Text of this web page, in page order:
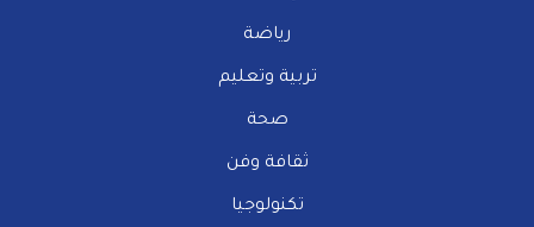
رياضة
تربية وتعليم
صحة
ثقافة وفن
تكنولوجيا